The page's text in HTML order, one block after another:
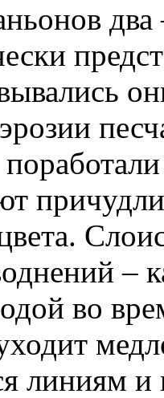
–
во
линиям